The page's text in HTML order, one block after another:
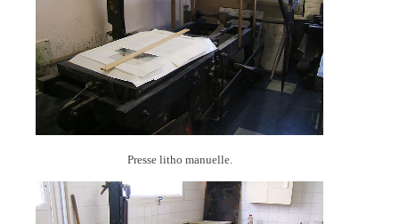
Presse litho manuelle.